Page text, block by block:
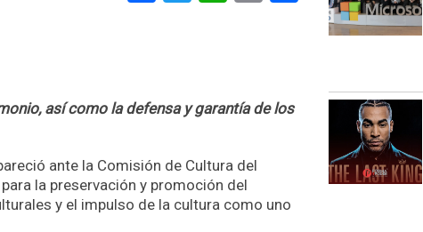
así como la defensa y garantía de los
ante la Comisión de Cultura del
la preservación y promoción del
y el impulso de la cultura como uno